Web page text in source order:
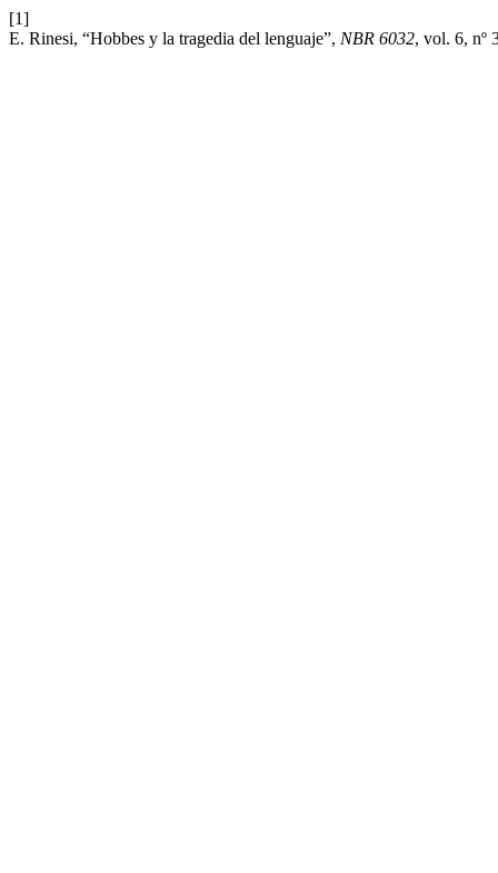
[1]
E. Rinesi, “Hobbes y la tragedia del lenguaje”, NBR 6032, vol. 6, nº